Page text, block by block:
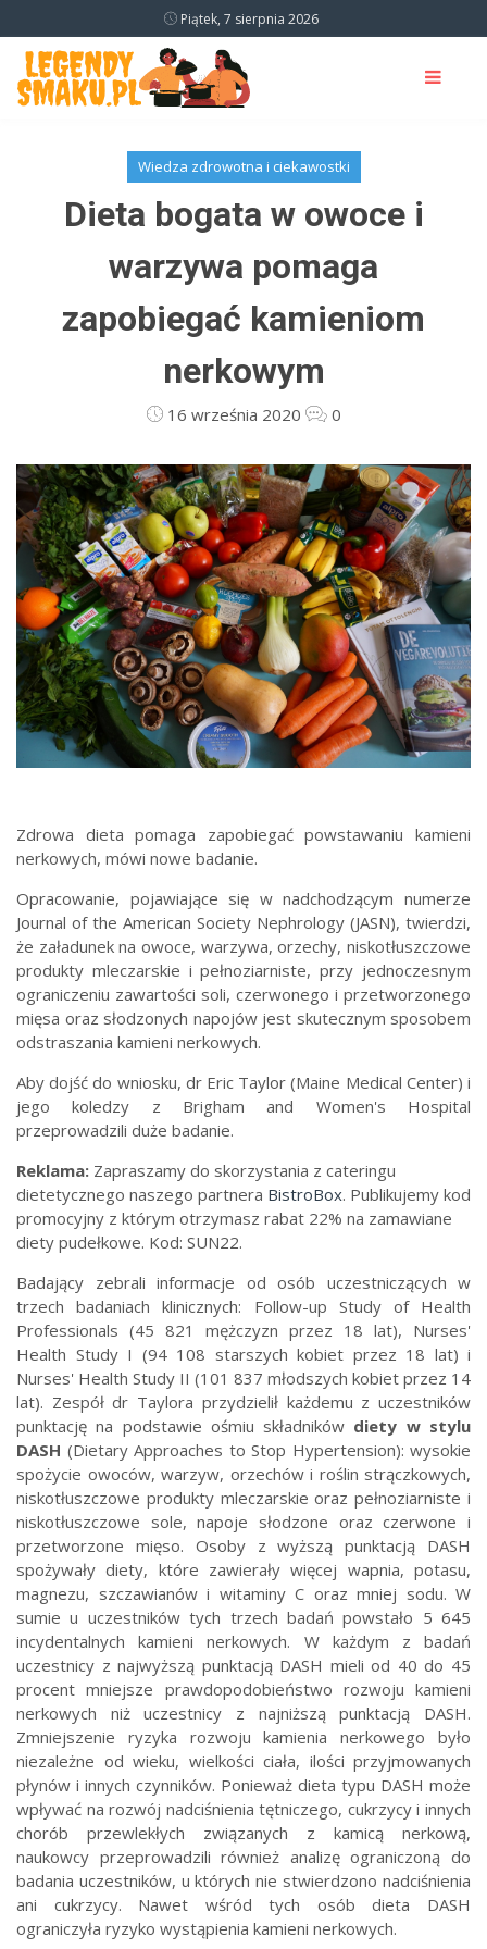
Piątek, 7 sierpnia 2026
Wiedza zdrowotna i ciekawostki
Dieta bogata w owoce i
warzywa pomaga
zapobiegać kamieniom
nerkowym
16 września 2020 0
Zdrowa dieta pomaga zapobiegać powstawaniu kamieni
nerkowych, mówi nowe badanie.
Opracowanie, pojawiające się w nadchodzącym numerze
Journal of the American Society Nephrology (JASN), twierdzi,
że załadunek na owoce, warzywa, orzechy, niskotłuszczowe
produkty mleczarskie i pełnoziarniste, przy jednoczesnym
ograniczeniu zawartości soli, czerwonego i przetworzonego
mięsa oraz słodzonych napojów jest skutecznym sposobem
odstraszania kamieni nerkowych.
Aby dojść do wniosku, dr Eric Taylor (Maine Medical Center) i
jego koledzy z Brigham and Women's Hospital
przeprowadzili duże badanie.
Reklama: Zapraszamy do skorzystania z cateringu
dietetycznego naszego partnera BistroBox. Publikujemy kod
promocyjny z którym otrzymasz rabat 22% na zamawiane
diety pudełkowe. Kod: SUN22.
Badający zebrali informacje od osób uczestniczących w
trzech badaniach klinicznych: Follow-up Study of Health
Professionals (45 821 mężczyzn przez 18 lat), Nurses'
Health Study I (94 108 starszych kobiet przez 18 lat) i
Nurses' Health Study II (101 837 młodszych kobiet przez 14
lat). Zespół dr Taylora przydzielił każdemu z uczestników
punktację na podstawie ośmiu składników diety w stylu
DASH (Dietary Approaches to Stop Hypertension): wysokie
spożycie owoców, warzyw, orzechów i roślin strączkowych,
niskotłuszczowe produkty mleczarskie oraz pełnoziarniste i
niskotłuszczowe sole, napoje słodzone oraz czerwone i
przetworzone mięso. Osoby z wyższą punktacją DASH
spożywały diety, które zawierały więcej wapnia, potasu,
magnezu, szczawianów i witaminy C oraz mniej sodu. W
sumie u uczestników tych trzech badań powstało 5 645
incydentalnych kamieni nerkowych. W każdym z badań
uczestnicy z najwyższą punktacją DASH mieli od 40 do 45
procent mniejsze prawdopodobieństwo rozwoju kamieni
nerkowych niż uczestnicy z najniższą punktacją DASH.
Zmniejszenie ryzyka rozwoju kamienia nerkowego było
niezależne od wieku, wielkości ciała, ilości przyjmowanych
płynów i innych czynników. Ponieważ dieta typu DASH może
wpływać na rozwój nadciśnienia tętniczego, cukrzycy i innych
chorób przewlekłych związanych z kamicą nerkową,
naukowcy przeprowadzili również analizę ograniczoną do
badania uczestników, u których nie stwierdzono nadciśnienia
ani cukrzycy. Nawet wśród tych osób dieta DASH
ograniczyła ryzyko wystąpienia kamieni nerkowych.